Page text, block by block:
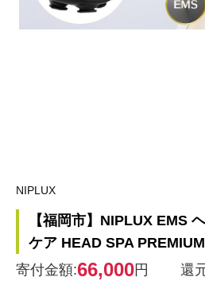
NIPLUX
【福岡市】NIPLUX EMS
ケア HEAD SPA PREMIUM
寄付金額:66,000円 還